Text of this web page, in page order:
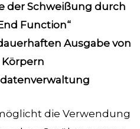
der Schweißung durch
Function“
Ausgabe von
Körpern
die Verwendung